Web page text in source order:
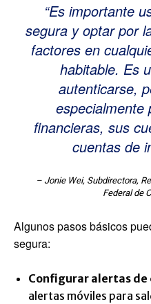
“Es importante
segura y optar por
factores en
habitable. Es
autenticarse,
especialmente
financieras, sus
cuentas de
– Jonie Wei, Subdirectora,
Federal de
Algunos pasos básicos
segura:
Configurar alertas de
alertas móviles para